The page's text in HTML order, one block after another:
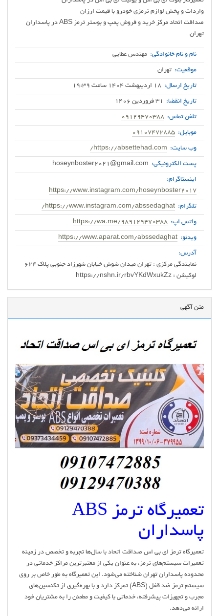
صداقت اتحاد مرکز خرید و فروش پمپ و بوستر ترمز ABS در پاسداران
تهران
نام و نام خانوادگی: مهندس عطایی
موقعیت: تهران
تاریخ ارسال: 18 اردیبهشت 1404 ساعت 19:39
تاریخ انقضا: 31 فروردین 1406
تلفن تماس: 09129470388
موبایل: 09107472885
وب سایت: https://absettehad.com/
پست الکترونیکی: hoseynboster2021@gmail.com
اینستاگرام:
https://www.instagram.com/hoseynboster2017
تلگرام: https://www.instagram.com/abssedaghat/
واتس اپ: https://wa.me/989129470388
ویدئو: https://www.aparat.com/abssedaghat
آدرس:
لوکیشن : https://nshn.ir/rbvYKdWxukZz
متن آگهی
تعمیرگاه ترمز ABS
پاسداران
تعمیرگاه ترمز ای بی اس صداقت اتحاد با سال‌ها تجربه و تخصص در زمینه
تعمیرات سیستم‌های ترمز، به عنوان یکی از معتبرترین مراکز خدماتی در
محدوده پاسداران تهران شناخته می‌شود. این تعمیرگاه به طور خاص بر روی
سیستم ترمز ضد قفل (ABS) تمرکز دارد و با بهره‌گیری از تکنسین‌های
مجرب و تجهیزات پیشرفته، خدماتی با کیفیت و مطمئن را به مشتریان خود
ارائه می‌دهد.